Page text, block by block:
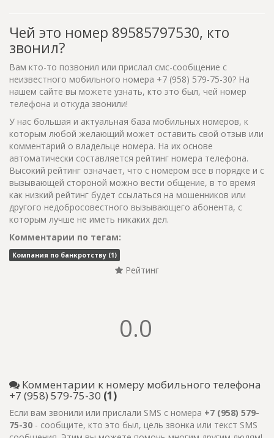
Чей это номер 89585797530, кто
звонил?
Вам кто-то позвонил или прислал смс-сообщение с
неизвестного мобильного номера +7 (958) 579-75-30? На
нашем сайте вы можете узнать, кто это был, чей номер
телефона и откуда звонили!
У нас большая и актуальная база мобильных номеров, к
которым любой желающий может оставить свой отзыв или
комментарий о владельце номера. На их основе
автоматически составляется рейтинг номера телефона.
Высокий рейтинг означает, что с номером все в порядке и с
вызывающей стороной можно вести общение, в то время
как низкий рейтинг будет ссылаться на мошенников или
другого недобросовестного вызывающего абонента, с
которым лучше не иметь никаких дел.
Комментарии по тегам:
Компания по банкротству (1)
Рейтинг
0.0
Комментарии к номеру мобильного телефона
+7 (958) 579-75-30 (1)
Если вам звонили или прислали SMS с номера +7 (958) 579-
75-30 - сообщите, кто это был, цель звонка или текст SMS